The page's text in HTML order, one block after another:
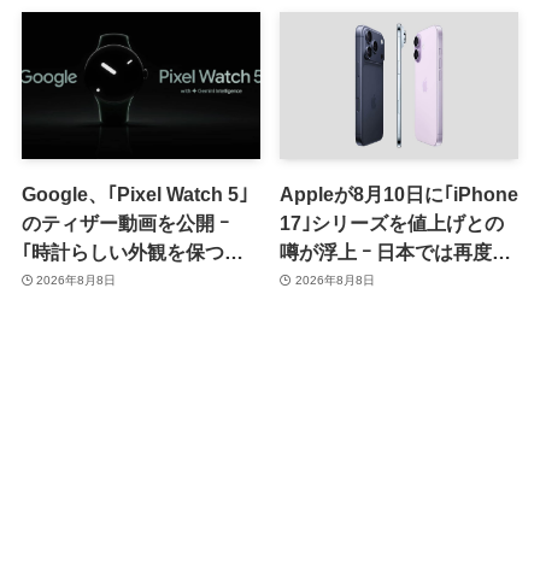
従来の｢収益分配｣は廃止
Google、｢Pixel Watch 5｣
のティザー動画を公開 ｰ
｢時計らしい外観を保つ品
格｣をアピール
2026年8月8日
Appleが8月10日に｢iPhone
17｣シリーズを値上げとの
噂が浮上 ｰ 日本では再度値
上げの可能性も?!
2026年8月8日